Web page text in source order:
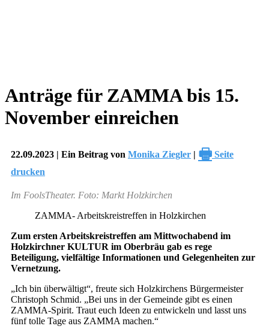
Anträge für ZAMMA bis 15.
November einreichen
22.09.2023 | Ein Beitrag von Monika Ziegler | 🖶 Seite
drucken
Im FoolsTheater. Foto: Markt Holzkirchen
ZAMMA- Arbeitskreistreffen in Holzkirchen
Zum ersten Arbeitskreistreffen am Mittwochabend im
Holzkirchner KULTUR im Oberbräu gab es rege
Beteiligung, vielfältige Informationen und Gelegenheiten zur
Vernetzung.
„Ich bin überwältigt“, freute sich Holzkirchens Bürgermeister
Christoph Schmid. „Bei uns in der Gemeinde gibt es einen
ZAMMA-Spirit. Traut euch Ideen zu entwickeln und lasst uns
fünf tolle Tage aus ZAMMA machen.“